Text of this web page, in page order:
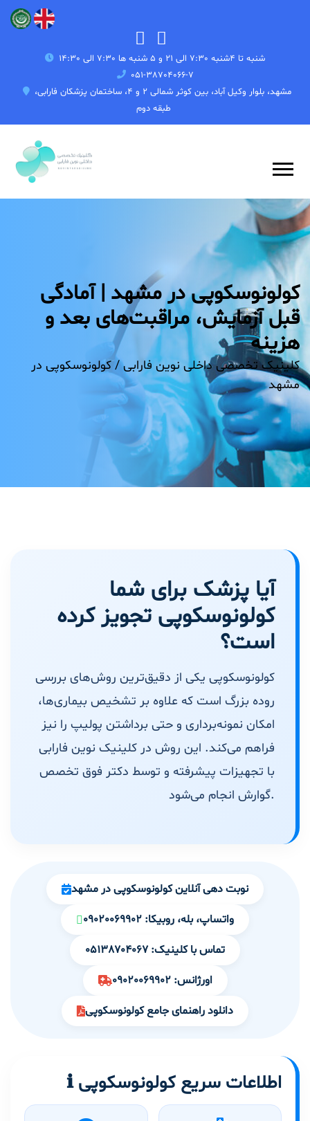
شنبه تا 4شنبه 7:30 الی 21 و 5 شنبه ها 7:30 الی 14:30
051-38704066-7
مشهد، بلوار وکیل آباد، بین کوثر شمالی 2 و 4، ساختمان پزشکان فارابی،
طبقه دوم
کولونوسکوپی در مشهد | آمادگی
قبل آزمایش، مراقبت‌های بعد و
هزینه
کلینیک تخصصی داخلی نوین فارابی / کولونوسکوپی در
مشهد
آیا پزشک برای شما
کولونوسکوپی تجویز کرده
است؟
کولونوسکوپی یکی از دقیق‌ترین روش‌های بررسی
روده بزرگ است که علاوه بر تشخیص بیماری‌ها،
امکان نمونه‌برداری و حتی برداشتن پولیپ را نیز
فراهم می‌کند. این روش در کلینیک نوین فارابی
با تجهیزات پیشرفته و توسط دکتر فوق تخصص
گوارش انجام می‌شود.
نوبت دهی آنلاین کولونوسکوپی در مشهد
واتساپ، بله، روبیکا: 09020069902
تماس با کلینیک: 05138704067
اورژانس: 09020069902
دانلود راهنمای جامع کولونوسکوپی
ℹ️ اطلاعات سریع کولونوسکوپی